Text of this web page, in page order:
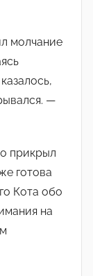
молчание
—
прикрыл
готова
Кота обо
на